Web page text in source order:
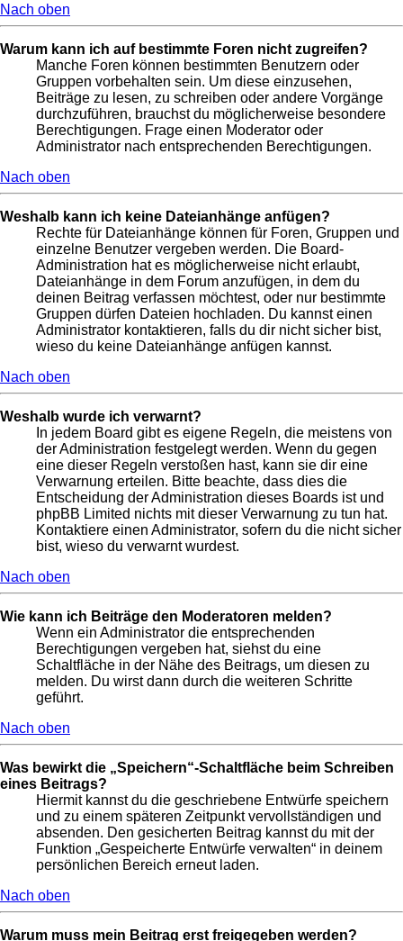
Nach oben
Warum kann ich auf bestimmte Foren nicht zugreifen?
Manche Foren können bestimmten Benutzern oder
Gruppen vorbehalten sein. Um diese einzusehen,
Beiträge zu lesen, zu schreiben oder andere Vorgänge
durchzuführen, brauchst du möglicherweise besondere
Berechtigungen. Frage einen Moderator oder
Administrator nach entsprechenden Berechtigungen.
Nach oben
Weshalb kann ich keine Dateianhänge anfügen?
Rechte für Dateianhänge können für Foren, Gruppen und
einzelne Benutzer vergeben werden. Die Board-
Administration hat es möglicherweise nicht erlaubt,
Dateianhänge in dem Forum anzufügen, in dem du
deinen Beitrag verfassen möchtest, oder nur bestimmte
Gruppen dürfen Dateien hochladen. Du kannst einen
Administrator kontaktieren, falls du dir nicht sicher bist,
wieso du keine Dateianhänge anfügen kannst.
Nach oben
Weshalb wurde ich verwarnt?
In jedem Board gibt es eigene Regeln, die meistens von
der Administration festgelegt werden. Wenn du gegen
eine dieser Regeln verstoßen hast, kann sie dir eine
Verwarnung erteilen. Bitte beachte, dass dies die
Entscheidung der Administration dieses Boards ist und
phpBB Limited nichts mit dieser Verwarnung zu tun hat.
Kontaktiere einen Administrator, sofern du die nicht sicher
bist, wieso du verwarnt wurdest.
Nach oben
Wie kann ich Beiträge den Moderatoren melden?
Wenn ein Administrator die entsprechenden
Berechtigungen vergeben hat, siehst du eine
Schaltfläche in der Nähe des Beitrags, um diesen zu
melden. Du wirst dann durch die weiteren Schritte
geführt.
Nach oben
Was bewirkt die „Speichern“-Schaltfläche beim Schreiben
eines Beitrags?
Hiermit kannst du die geschriebene Entwürfe speichern
und zu einem späteren Zeitpunkt vervollständigen und
absenden. Den gesicherten Beitrag kannst du mit der
Funktion „Gespeicherte Entwürfe verwalten“ in deinem
persönlichen Bereich erneut laden.
Nach oben
Warum muss mein Beitrag erst freigegeben werden?